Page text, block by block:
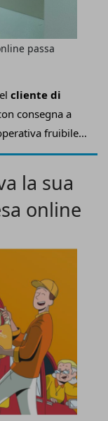
cliente di
consegna a
fruibile
passa
la sua
online